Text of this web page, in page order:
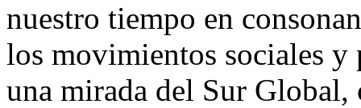
nuestro tiempo en
los movimientos sociales y
una mirada del Sur Global,